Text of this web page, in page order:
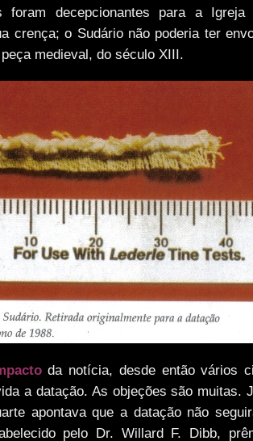
foram decepcionantes para a
crença; o Sudário não poderia ter
medieval, do século XIII.
da notícia, desde então vários
a datação. As objeções são muitas.
apontava que a datação não
pelo Dr. Willard F. Dibb,